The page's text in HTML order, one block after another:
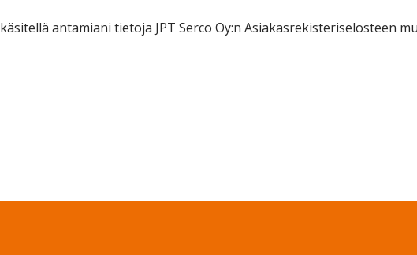
antamiani tietoja JPT Serco Oy:n Asiakasrekisteriselosteen